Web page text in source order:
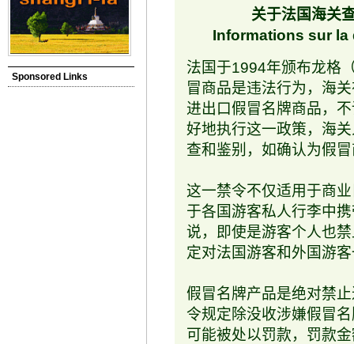
关于法国海关
Informations sur
法国于1994年颁布龙格
冒商品是违法行为，海
进出口假冒名牌商品，
好地执行这一政策，海
查和鉴别，如确认为假
这一禁令不仅适用于商
于各国游客私人行李中
说，即使是游客个人也
定对法国游客和外国游
假冒名牌产品是绝对禁
令规定除没收涉嫌假冒
可能被处以罚款，罚款
Sponsored Links